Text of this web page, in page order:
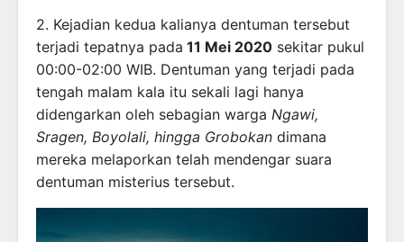
2. Kejadian kedua kalianya dentuman tersebut
terjadi tepatnya pada 11 Mei 2020 sekitar pukul
00:00-02:00 WIB. Dentuman yang terjadi pada
tengah malam kala itu sekali lagi hanya
didengarkan oleh sebagian warga Ngawi,
Sragen, Boyolali, hingga Grobokan dimana
mereka melaporkan telah mendengar suara
dentuman misterius tersebut.